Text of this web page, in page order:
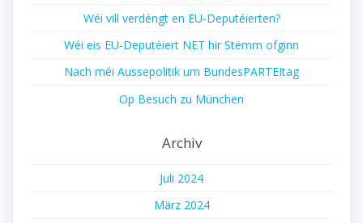
Wéi vill verdéngt en EU-Deputéierten?
Wéi eis EU-Deputéiert NET hir Stëmm ofginn
Nach méi Aussepolitik um BundesPARTEItag
Op Besuch zu München
Archiv
Juli 2024
März 2024